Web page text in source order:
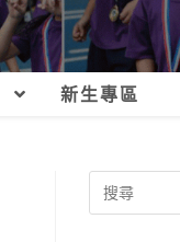
新生專區
Search
for: